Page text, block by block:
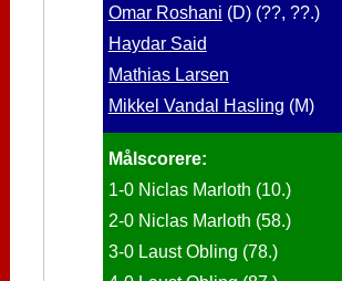
Omar Roshani (D) (??, ??.)
Haydar Said
Mathias Larsen
Mikkel Vandal Hasling (M)
Målscorere:
1-0 Niclas Marloth (10.)
2-0 Niclas Marloth (58.)
3-0 Laust Obling (78.)